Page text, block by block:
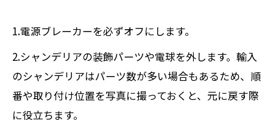
1.電源ブレーカーを必ずオフにします。
2.シャンデリアの装飾パーツや電球を外します。輸入
のシャンデリアはパーツ数が多い場合もあるため、順
番や取り付け位置を写真に撮っておくと、元に戻す際
に役立ちます。